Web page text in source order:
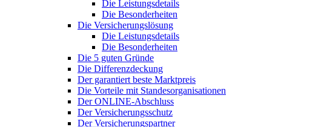
Die Leistungsdetails
Die Besonderheiten
Die Versicherungslösung
Die Leistungsdetails
Die Besonderheiten
Die 5 guten Gründe
Die Differenzdeckung
Der garantiert beste Marktpreis
Die Vorteile mit Standesorganisationen
Der ONLINE-Abschluss
Der Versicherungsschutz
Der Versicherungspartner